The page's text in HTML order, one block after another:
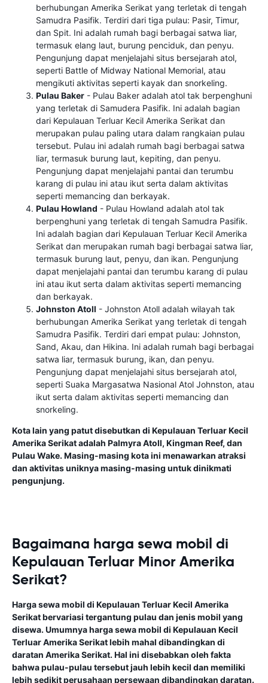
berhubungan Amerika Serikat yang terletak di tengah
Samudra Pasifik. Terdiri dari tiga pulau: Pasir, Timur,
dan Spit. Ini adalah rumah bagi berbagai satwa liar,
termasuk elang laut, burung penciduk, dan penyu.
Pengunjung dapat menjelajahi situs bersejarah atol,
seperti Battle of Midway National Memorial, atau
mengikuti aktivitas seperti kayak dan snorkeling.
Pulau Baker - Pulau Baker adalah atol tak berpenghuni
yang terletak di Samudera Pasifik. Ini adalah bagian
dari Kepulauan Terluar Kecil Amerika Serikat dan
merupakan pulau paling utara dalam rangkaian pulau
tersebut. Pulau ini adalah rumah bagi berbagai satwa
liar, termasuk burung laut, kepiting, dan penyu.
Pengunjung dapat menjelajahi pantai dan terumbu
karang di pulau ini atau ikut serta dalam aktivitas
seperti memancing dan berkayak.
Pulau Howland - Pulau Howland adalah atol tak
berpenghuni yang terletak di tengah Samudra Pasifik.
Ini adalah bagian dari Kepulauan Terluar Kecil Amerika
Serikat dan merupakan rumah bagi berbagai satwa liar,
termasuk burung laut, penyu, dan ikan. Pengunjung
dapat menjelajahi pantai dan terumbu karang di pulau
ini atau ikut serta dalam aktivitas seperti memancing
dan berkayak.
Johnston Atoll - Johnston Atoll adalah wilayah tak
berhubungan Amerika Serikat yang terletak di tengah
Samudra Pasifik. Terdiri dari empat pulau: Johnston,
Sand, Akau, dan Hikina. Ini adalah rumah bagi berbagai
satwa liar, termasuk burung, ikan, dan penyu.
Pengunjung dapat menjelajahi situs bersejarah atol,
seperti Suaka Margasatwa Nasional Atol Johnston, atau
ikut serta dalam aktivitas seperti memancing dan
snorkeling.
Kota lain yang patut disebutkan di Kepulauan Terluar Kecil
Amerika Serikat adalah Palmyra Atoll, Kingman Reef, dan
Pulau Wake. Masing-masing kota ini menawarkan atraksi
dan aktivitas uniknya masing-masing untuk dinikmati
pengunjung.
Bagaimana harga sewa mobil di
Kepulauan Terluar Minor Amerika
Serikat?
Harga sewa mobil di Kepulauan Terluar Kecil Amerika
Serikat bervariasi tergantung pulau dan jenis mobil yang
disewa. Umumnya harga sewa mobil di Kepulauan Kecil
Terluar Amerika Serikat lebih mahal dibandingkan di
daratan Amerika Serikat. Hal ini disebabkan oleh fakta
bahwa pulau-pulau tersebut jauh lebih kecil dan memiliki
lebih sedikit perusahaan persewaan dibandingkan daratan.